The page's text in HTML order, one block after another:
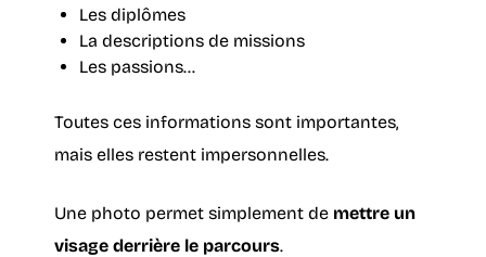
Les diplômes
La descriptions de missions
Les passions…
Toutes ces informations sont importantes,
mais elles restent impersonnelles.
Une photo permet simplement de mettre un
visage derrière le parcours.